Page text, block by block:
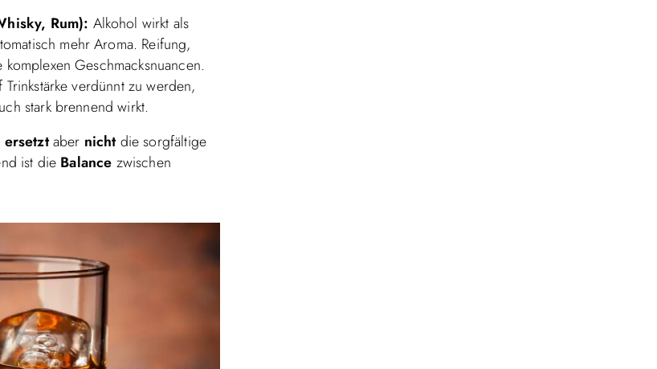
Rum): Alkohol wirkt als
mehr Aroma. Reifung,
Geschmacksnuancen.
verdünnt zu werden,
stark brennend wirkt.
ersetztaber nichtdie sorgfältige
ist die Balance zwischen